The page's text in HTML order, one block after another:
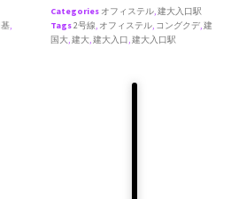
基,
Categories オフィステル,建大入口駅
Tags2号線, オフィステル, コングクデ,建
国大,建大,建大入口,建大入口駅